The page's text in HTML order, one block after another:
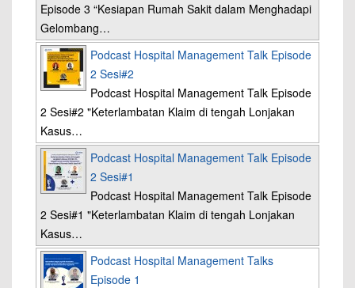
Episode 3 “Kesiapan Rumah Sakit dalam Menghadapi
Gelombang…
Podcast Hospital Management Talk Episode
2 Sesi#2
Podcast Hospital Management Talk Episode
2 Sesi#2 "Keterlambatan Klaim di tengah Lonjakan
Kasus…
Podcast Hospital Management Talk Episode
2 Sesi#1
Podcast Hospital Management Talk Episode
2 Sesi#1 "Keterlambatan Klaim di tengah Lonjakan
Kasus…
Podcast Hospital Management Talks
Episode 1